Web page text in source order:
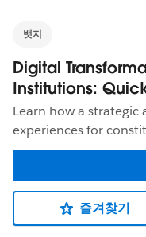
뱃지
Digital
Institutions:
Learn how a
experiences for
즐겨찾기